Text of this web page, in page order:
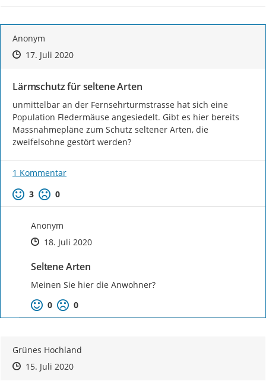
Anonym
Zeitpunkt des Erstellens
Zeitpunkt des Erstellens
17. Juli 2020Zur Äußerung
Lärmschutz für seltene Arten
unmittelbar an der Fernsehrturmstrasse hat sich eine
Population Fledermäuse angesiedelt. Gibt es hier bereits
Massnahmepläne zum Schutz seltener Arten, die
zweifelsohne gestört werden?
1 Kommentar
Positive Bewertung
3 Negative Bewertung
0
Anonym
Zeitpunkt des Erstellens
Zeitpunkt des Erstellens
18. Juli 2020Zur Äußerung
Seltene Arten
Meinen Sie hier die Anwohner?
Positive Bewertung
0 Negative Bewertung
0
Grünes Hochland
Zeitpunkt des Erstellens
Zeitpunkt des Erstellens
15. Juli 2020Zur Äußerung